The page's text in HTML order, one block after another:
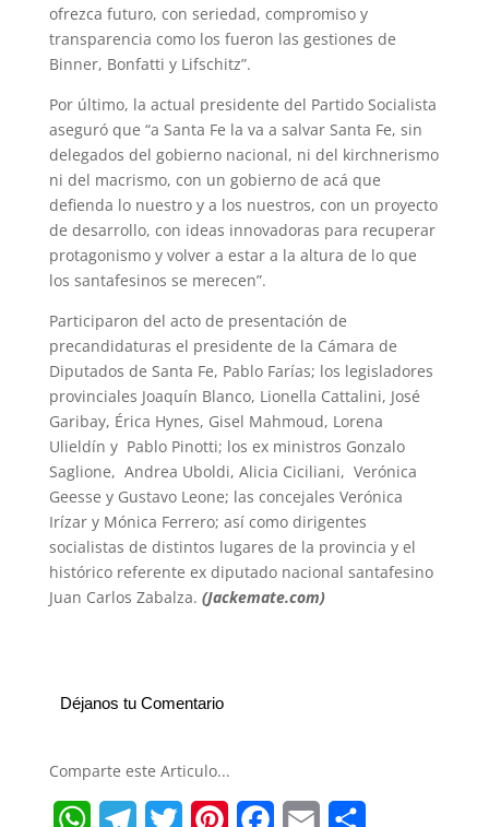
ofrezca futuro, con seriedad, compromiso y
transparencia como los fueron las gestiones de
Binner, Bonfatti y Lifschitz”.
Por último, la actual presidente del Partido Socialista
aseguró que “a Santa Fe la va a salvar Santa Fe, sin
delegados del gobierno nacional, ni del kirchnerismo
ni del macrismo, con un gobierno de acá que
defienda lo nuestro y a los nuestros, con un proyecto
de desarrollo, con ideas innovadoras para recuperar
protagonismo y volver a estar a la altura de lo que
los santafesinos se merecen”.
Participaron del acto de presentación de
precandidaturas el presidente de la Cámara de
Diputados de Santa Fe, Pablo Farías; los legisladores
provinciales Joaquín Blanco, Lionella Cattalini, José
Garibay, Érica Hynes, Gisel Mahmoud, Lorena
Ulieldín y Pablo Pinotti; los ex ministros Gonzalo
Saglione, Andrea Uboldi, Alicia Ciciliani, Verónica
Geesse y Gustavo Leone; las concejales Verónica
Irízar y Mónica Ferrero; así como dirigentes
socialistas de distintos lugares de la provincia y el
histórico referente ex diputado nacional santafesino
Juan Carlos Zabalza. (Jackemate.com)
Déjanos tu Comentario
Comparte este Articulo...
W